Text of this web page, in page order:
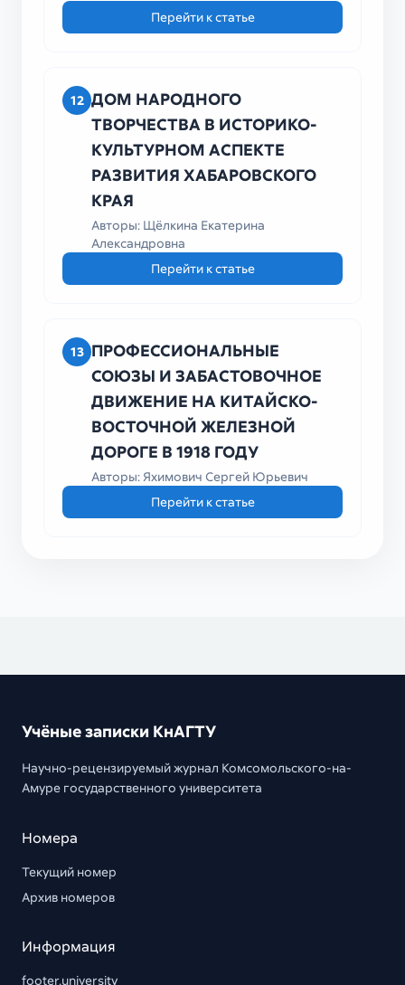
Перейти к статье
12 ДОМ НАРОДНОГО
ТВОРЧЕСТВА В ИСТОРИКО-
КУЛЬТУРНОМ АСПЕКТЕ
РАЗВИТИЯ ХАБАРОВСКОГО
КРАЯ
Авторы: Щёлкина Екатерина
Александровна
Перейти к статье
13 ПРОФЕССИОНАЛЬНЫЕ
СОЮЗЫ И ЗАБАСТОВОЧНОЕ
ДВИЖЕНИЕ НА КИТАЙСКО-
ВОСТОЧНОЙ ЖЕЛЕЗНОЙ
ДОРОГЕ В 1918 ГОДУ
Авторы: Яхимович Сергей Юрьевич
Перейти к статье
Учёные записки КнАГТУ
Научно-рецензируемый журнал Комсомольского-на-
Амуре государственного университета
Номера
Текущий номер
Архив номеров
Информация
footer.university